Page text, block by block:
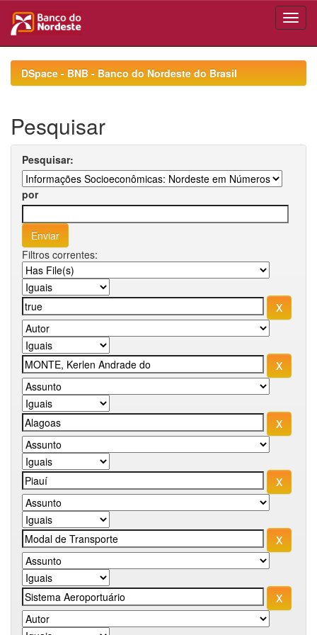
navigationDSpace - BNB - Banco do Nordeste do Brasil
Pesquisar
Pesquisar:
por
Filtros correntes: